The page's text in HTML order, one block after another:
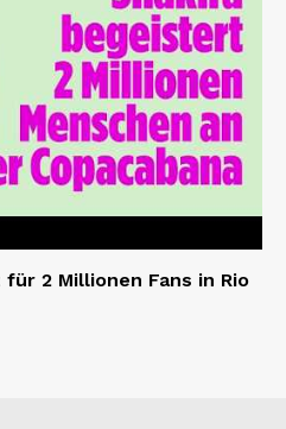
2 Millionen Fans in Rio